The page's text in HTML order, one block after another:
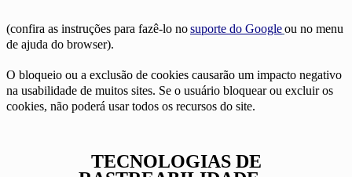
(confira as instruções para fazê-lo nosuporte do Googleou no menu
de ajuda do browser).
O bloqueio ou a exclusão de cookies causarão um impacto negativo
na usabilidade de muitos sites. Se o usuário bloquear ou excluir os
cookies, não poderá usar todos os recursos do site.
TECNOLOGIAS DE